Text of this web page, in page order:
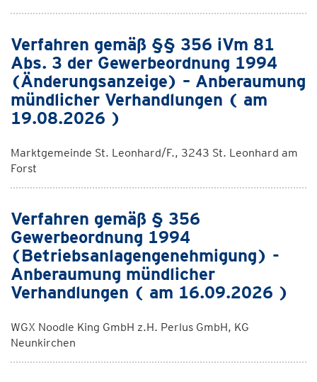
Verfahren gemäß §§ 356 iVm 81
Abs. 3 der Gewerbeordnung 1994
(Änderungsanzeige) – Anberaumung
mündlicher Verhandlungen ( am
19.08.2026 )
Marktgemeinde St. Leonhard/F., 3243 St. Leonhard am
Forst
Verfahren gemäß § 356
Gewerbeordnung 1994
(Betriebsanlagengenehmigung) -
Anberaumung mündlicher
Verhandlungen ( am 16.09.2026 )
WGX Noodle King GmbH z.H. Perlus GmbH, KG
Neunkirchen